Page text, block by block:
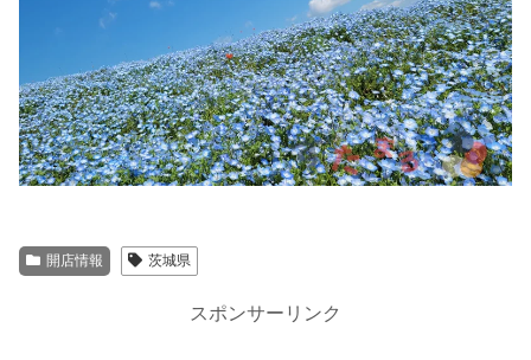
開店情報 茨城県
スポンサーリンク